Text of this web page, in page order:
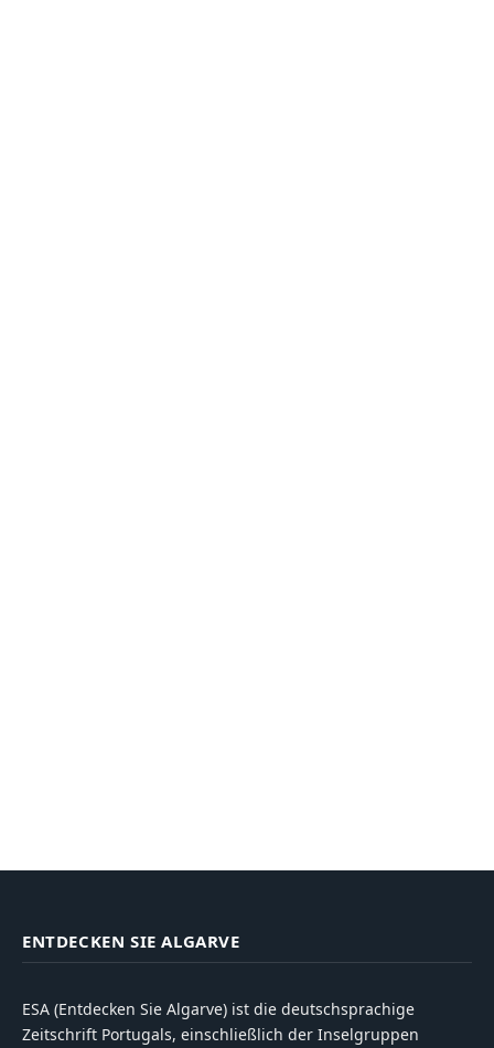
ENTDECKEN SIE ALGARVE
ESA (Entdecken Sie Algarve) ist die deutschsprachige
Zeitschrift Portugals, einschließlich der Inselgruppen